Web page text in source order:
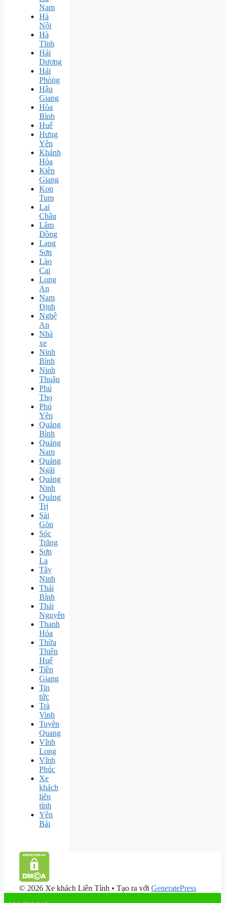
Nam
Hà
Nội
Hà
Tĩnh
Hải
Dương
Hải
Phòng
Hậu
Giang
Hòa
Bình
Huế
Hưng
Yên
Khánh
Hòa
Kiên
Giang
Kon
Tum
Lai
Châu
Lâm
Đồng
Lạng
Sơn
Lào
Cai
Long
An
Nam
Định
Nghệ
An
Nhà
xe
Ninh
Bình
Ninh
Thuận
Phú
Thọ
Phú
Yên
Quảng
Bình
Quảng
Nam
Quảng
Ngãi
Quảng
Ninh
Quảng
Trị
Sài
Gòn
Sóc
Trăng
Sơn
La
Tây
Ninh
Thái
Bình
Thái
Nguyên
Thanh
Hóa
Thừa
Thiên
Huế
Tiền
Giang
Tin
tức
Trà
Vinh
Tuyên
Quang
Vĩnh
Long
Vĩnh
Phúc
Xe
khách
liên
tỉnh
Yên
Bái
© 2026 Xe khách Liên Tỉnh • Tạo ra với GeneratePress